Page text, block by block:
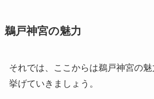
鵜戸神宮の魅力
それでは、ここからは鵜戸神宮の
挙げていきましょう。